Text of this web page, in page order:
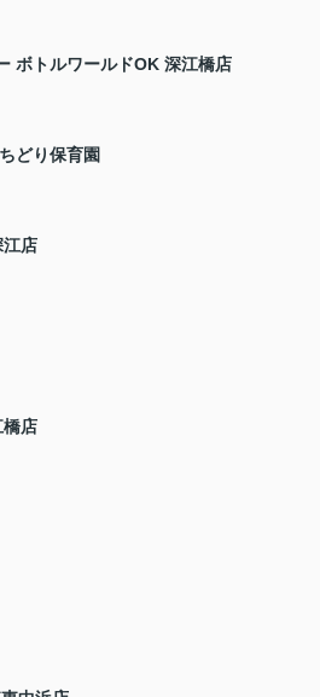
ボトルワールドOK 深江橋店
どり保育園
江店
橋店